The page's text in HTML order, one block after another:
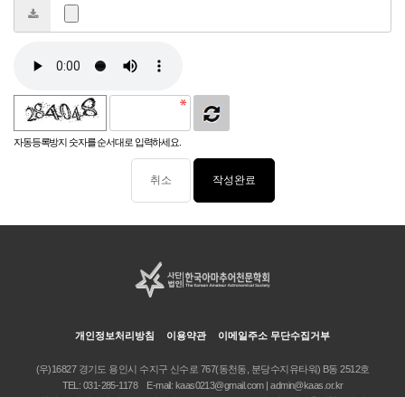
자동등록방지 숫자를 순서대로 입력하세요.
취소
개인정보처리방침 이용약관 이메일주소 무단수집거부
(우)16827 경기도 용인시 수지구 신수로 767(동천동, 분당수지유타워) B동 2512호
TEL: 031-285-1178 E-mail: kaas0213@gmail.com | admin@kaas.or.kr